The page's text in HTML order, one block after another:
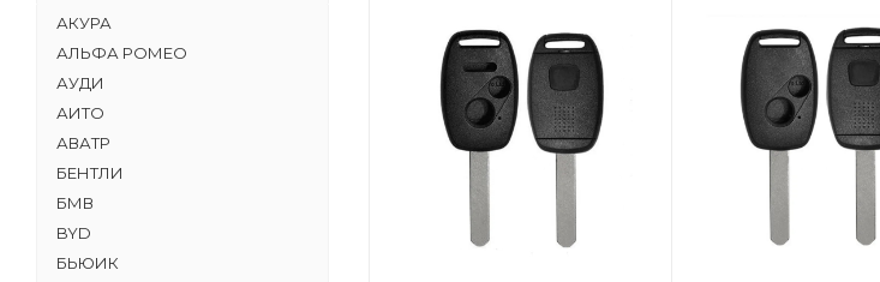
АКУРА
АЛЬФА РОМЕО
АУДИ
АИТО
АВАТР
БЕНТЛИ
БМВ
BYD
БЬЮИК